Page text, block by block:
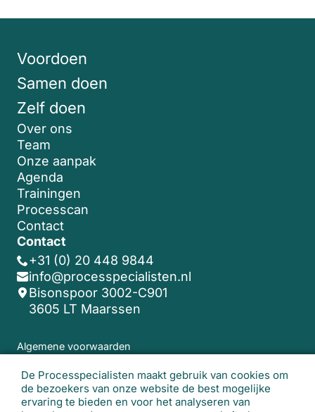
De Processpecialisten maakt gebruik van cookies om
de bezoekers van onze website de best mogelijke
ervaring te bieden en voor het analyseren van
Voordoen
Samen doen
Zelf doen
Over ons
Team
Onze aanpak
Agenda
Trainingen
Processcan
Contact
Contact
+31 (0) 20 448 9844
info@processpecialisten.nl
Bisonspoor 3002-C901
3605 LT Maarssen
Algemene voorwaarden
© 2026 De Processpecialisten. Alle rechten
voorbehouden.Realisatie website:Studio